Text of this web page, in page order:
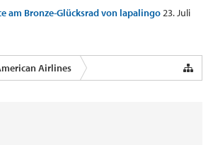
am Bronze-Glücksrad von lapalingo23. Juli
Airlines